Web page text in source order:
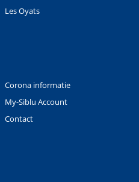
Les Oyats
Corona informatie
My-Siblu Account
Contact